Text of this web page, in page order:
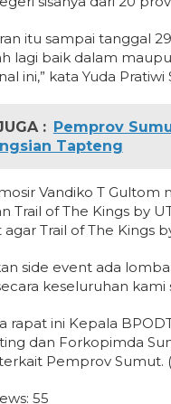
itu sampai tanggal
lagi baik dalam
ini,” kata Yuda Pratiwi
: Pemprov
Tapteng
Vandiko T
Trail of The Kings by
agar Trail of The Kings
side event ada
keseluruhan
rapat ini Kepala
dan Forkopimda
Pemprov Sumut. (
55